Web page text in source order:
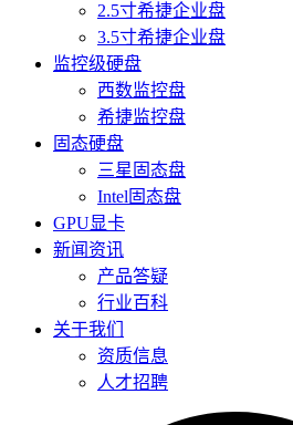
2.5寸希捷企业盘
3.5寸希捷企业盘
监控级硬盘
西数监控盘
希捷监控盘
固态硬盘
三星固态盘
Intel固态盘
GPU显卡
新闻资讯
产品答疑
行业百科
关于我们
资质信息
人才招聘